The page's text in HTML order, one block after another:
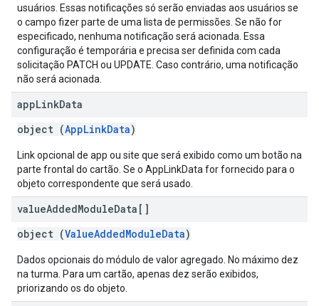
usuários. Essas notificações só serão enviadas aos usuários se
o campo fizer parte de uma lista de permissões. Se não for
especificado, nenhuma notificação será acionada. Essa
configuração é temporária e precisa ser definida com cada
solicitação PATCH ou UPDATE. Caso contrário, uma notificação
não será acionada.
appLinkData
object (AppLinkData)
Link opcional de app ou site que será exibido como um botão na
parte frontal do cartão. Se o AppLinkData for fornecido para o
objeto correspondente que será usado.
valueAddedModuleData[]
object (ValueAddedModuleData)
Dados opcionais do módulo de valor agregado. No máximo dez
na turma. Para um cartão, apenas dez serão exibidos,
priorizando os do objeto.